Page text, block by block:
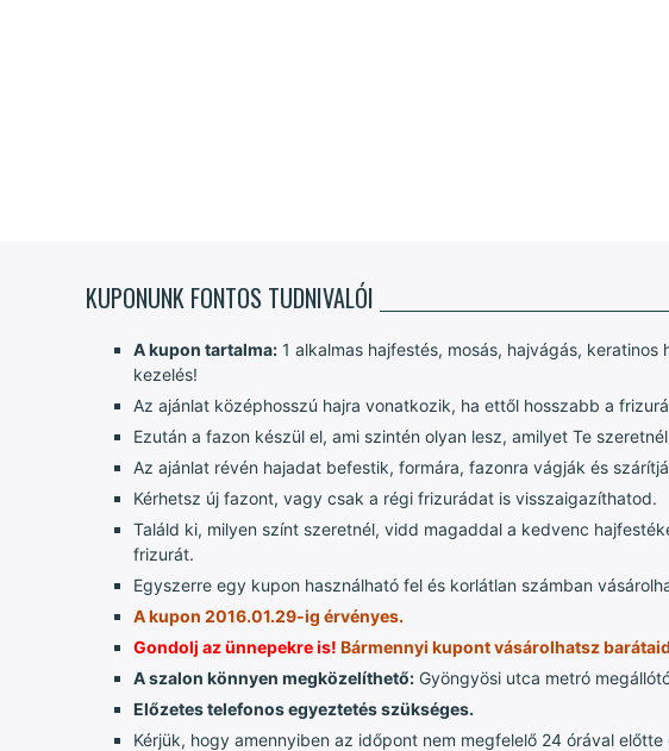
KUPONUNK FONTOS TUDNIVALÓI
A kupon tartalma: 1 alkalmas hajfestés, mosás, hajvágás,
kezelés!
Az ajánlat középhosszú hajra vonatkozik, ha ettől hosszabb a
Ezután a fazon készül el, ami szintén olyan lesz, amilyet Te
Az ajánlat révén hajadat befestik, formára, fazonra vágják és
Kérhetsz új fazont, vagy csak a régi frizurádat is visszaigazíthatod.
Találd ki, milyen színt szeretnél, vidd magaddal a kedvenc
frizurát.
Egyszerre egy kupon használható fel és korlátlan számban
A kupon 2016.01.29-ig érvényes.
Gondolj az ünnepekre is! Bármennyi kupont vásárolhatsz
A szalon könnyen megközelíthető: Gyöngyösi utca metró
Előzetes telefonos egyeztetés szükséges.
Kérjük, hogy amennyiben az időpont nem megfelelő 24 órával